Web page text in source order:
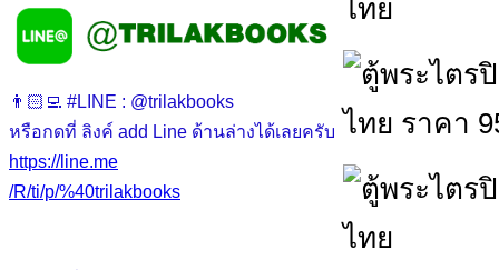
👨🏻‍💻 #LINE : @trilakbooks
หรือกดที่ ลิงค์ add Line ด้านล่างได้เลยครับ
https://line.me
/R/ti/p/%40trilakbooks